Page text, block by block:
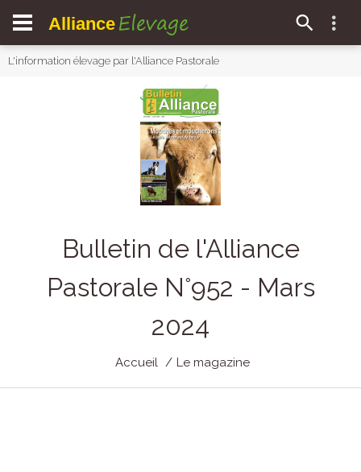
Alliance Elevage
L'information élevage par l'Alliance Pastorale
Bulletin de l'Alliance
Pastorale N°952 - Mars
2024
Accueil Le magazine